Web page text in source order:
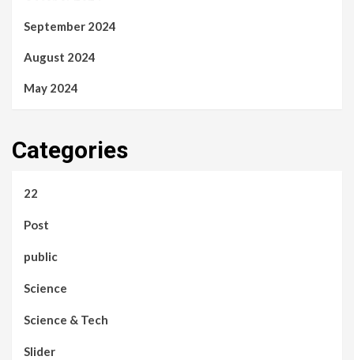
September 2024
August 2024
May 2024
Categories
22
Post
public
Science
Science & Tech
Slider